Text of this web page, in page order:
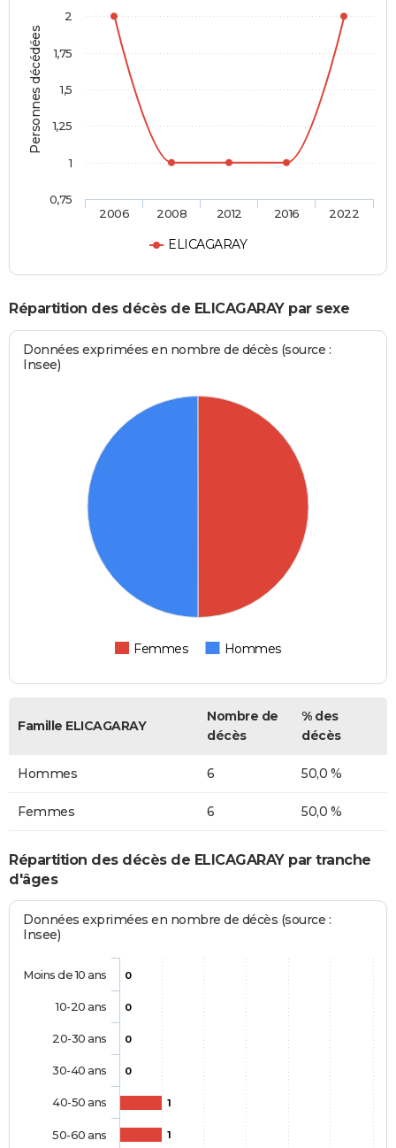
Personnes décédées
ELICAGARAY
2006 2008 2012 2016 2022
0,75
1
1,25
1,5
1,75
2
Répartition des décès de ELICAGARAY par sexe
Données exprimées en nombre de décès (source :
Insee)
Femmes Hommes
Famille ELICAGARAY
Nombre de
décès
% des
décès
Hommes 6 50,0 %
Femmes 6 50,0 %
Répartition des décès de ELICAGARAY par tranche
d'âges
Données exprimées en nombre de décès (source :
Insee)
0
0
0
0
1
1
Moins de 10 ans
10-20 ans
20-30 ans
30-40 ans
40-50 ans
50-60 ans